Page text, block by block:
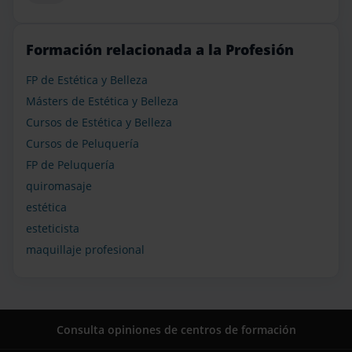
Formación relacionada a la Profesión
FP de Estética y Belleza
Másters de Estética y Belleza
Cursos de Estética y Belleza
Cursos de Peluquería
FP de Peluquería
quiromasaje
estética
esteticista
maquillaje profesional
Consulta opiniones de centros de formación